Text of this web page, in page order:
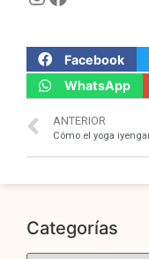
Facebook
WhatsApp
ANTERIOR
Categorías